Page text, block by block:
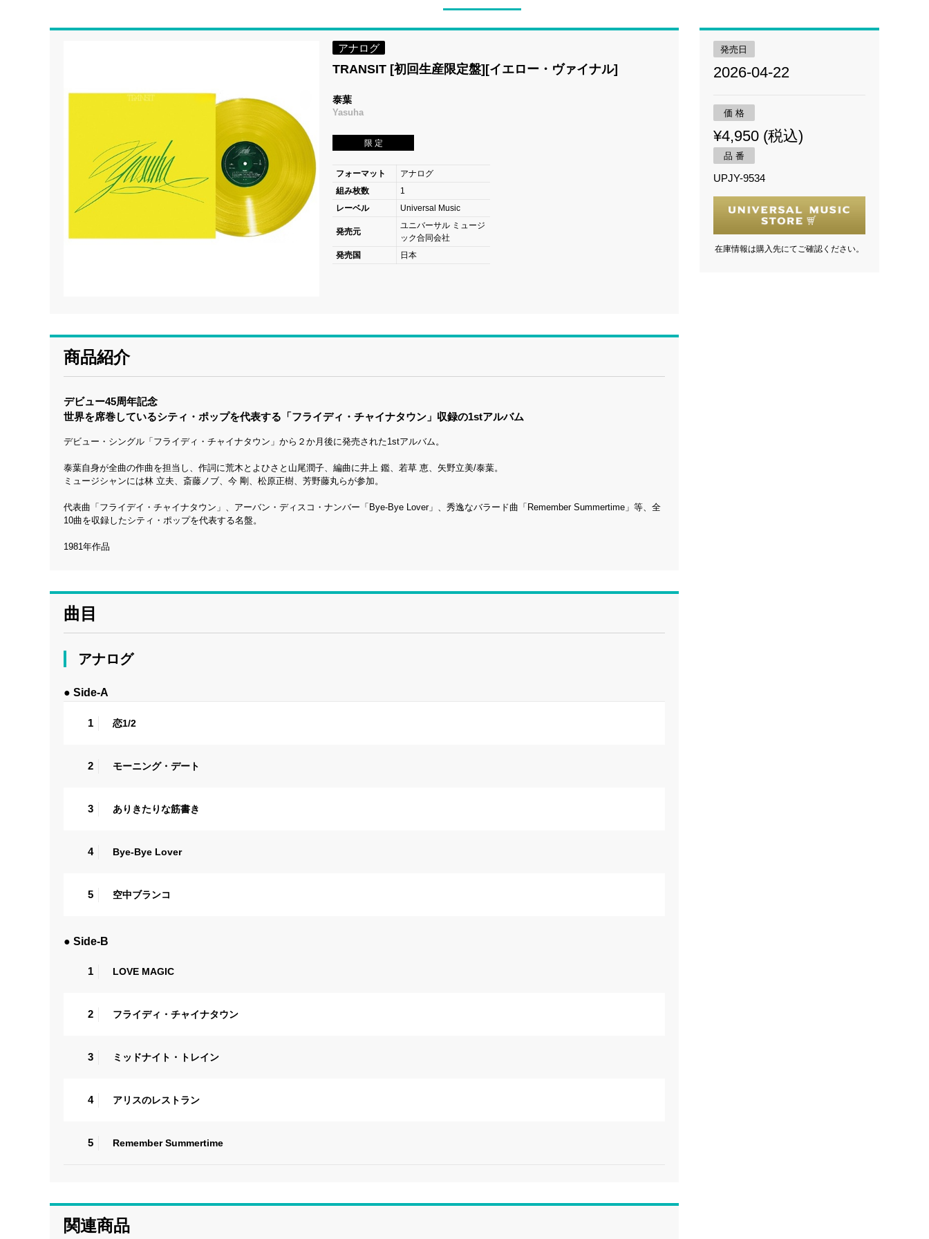
アナログ
TRANSIT [初回生産限定盤][イエロー・ヴァイナル]
泰葉
Yasuha
限 定
フォーマット
アナログ
組み枚数
1
レーベル
Universal Music
発売元
ユニバーサル ミュージ
ック合同会社
発売国
日本
商品紹介
デビュー45周年記念
世界を席巻しているシティ・ポップを代表する「フライディ・チャイナタウン」収録の1stアルバム
デビュー・シングル「フライディ・チャイナタウン」から２か月後に発売された1stアルバム。
泰葉自身が全曲の作曲を担当し、作詞に荒木とよひさと山尾潤子、編曲に井上 鑑、若草 恵、矢野立美/泰葉。
ミュージシャンには林 立夫、斎藤ノブ、今 剛、松原正樹、芳野藤丸らが参加。
代表曲「フライデイ・チャイナタウン」、アーバン・ディスコ・ナンバー「Bye-Bye Lover」、秀逸なバラード曲「Remember Summertime」等、全
10曲を収録したシティ・ポップを代表する名盤。
1981年作品
曲目
アナログ
● Side-A
1 恋1/2
2 モーニング・デート
3 ありきたりな筋書き
4 Bye-Bye Lover
5 空中ブランコ
● Side-B
1 LOVE MAGIC
2 フライディ・チャイナタウン
3 ミッドナイト・トレイン
4 アリスのレストラン
5 Remember Summertime
関連商品
発売日
2026-04-22
価 格
¥4,950 (税込)
品 番
UPJY-9534
在庫情報は購入先にてご確認ください。